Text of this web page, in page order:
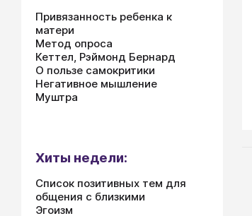
Привязанность ребенка к
матери
Метод опроса
Кеттел, Рэймонд Бернард
О пользе самокритики
Негативное мышление
Муштра
Хиты недели:
Список позитивных тем для
общения с близкими
Эгоизм